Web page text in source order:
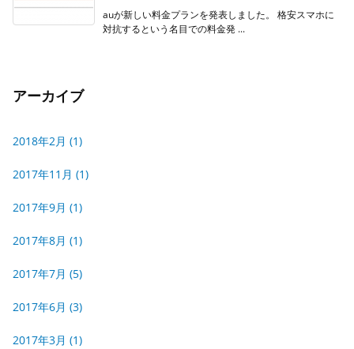
auが新しい料金プランを発表しました。 格安スマホに
対抗するという名目での料金発 ...
アーカイブ
2018年2月 (1)
2017年11月 (1)
2017年9月 (1)
2017年8月 (1)
2017年7月 (5)
2017年6月 (3)
2017年3月 (1)